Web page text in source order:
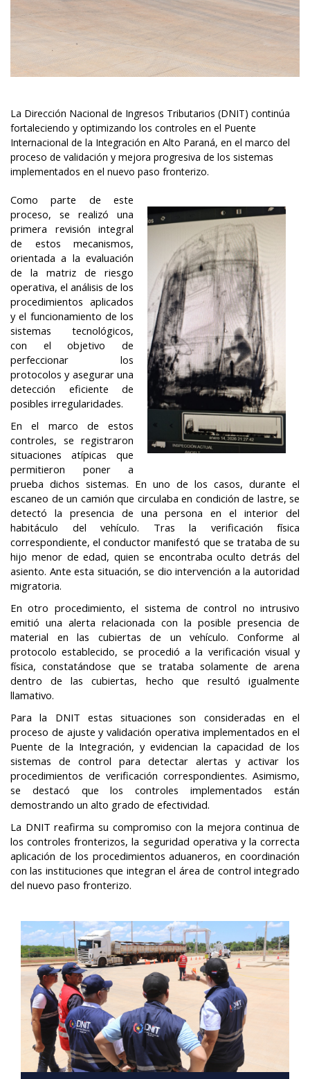
La Dirección Nacional de Ingresos Tributarios (DNIT) continúa
fortaleciendo y optimizando los controles en el Puente
Internacional de la Integración en Alto Paraná, en el marco del
proceso de validación y mejora progresiva de los sistemas
implementados en el nuevo paso fronterizo.
Como parte de este
proceso, se realizó una
primera revisión integral
de estos mecanismos,
orientada a la evaluación
de la matriz de riesgo
operativa, el análisis de los
procedimientos aplicados
y el funcionamiento de los
sistemas tecnológicos,
con el objetivo de
perfeccionar los
protocolos y asegurar una
detección eficiente de
posibles irregularidades.
En el marco de estos
controles, se registraron
situaciones atípicas que
permitieron poner a
prueba dichos sistemas. En uno de los casos, durante el
escaneo de un camión que circulaba en condición de lastre, se
detectó la presencia de una persona en el interior del
habitáculo del vehículo. Tras la verificación física
correspondiente, el conductor manifestó que se trataba de su
hijo menor de edad, quien se encontraba oculto detrás del
asiento. Ante esta situación, se dio intervención a la autoridad
migratoria.
En otro procedimiento, el sistema de control no intrusivo
emitió una alerta relacionada con la posible presencia de
material en las cubiertas de un vehículo. Conforme al
protocolo establecido, se procedió a la verificación visual y
física, constatándose que se trataba solamente de arena
dentro de las cubiertas, hecho que resultó igualmente
llamativo.
Para la DNIT estas situaciones son consideradas en el
proceso de ajuste y validación operativa implementados en el
Puente de la Integración, y evidencian la capacidad de los
sistemas de control para detectar alertas y activar los
procedimientos de verificación correspondientes. Asimismo,
se destacó que los controles implementados están
demostrando un alto grado de efectividad.
La DNIT reafirma su compromiso con la mejora continua de
los controles fronterizos, la seguridad operativa y la correcta
aplicación de los procedimientos aduaneros, en coordinación
con las instituciones que integran el área de control integrado
del nuevo paso fronterizo.